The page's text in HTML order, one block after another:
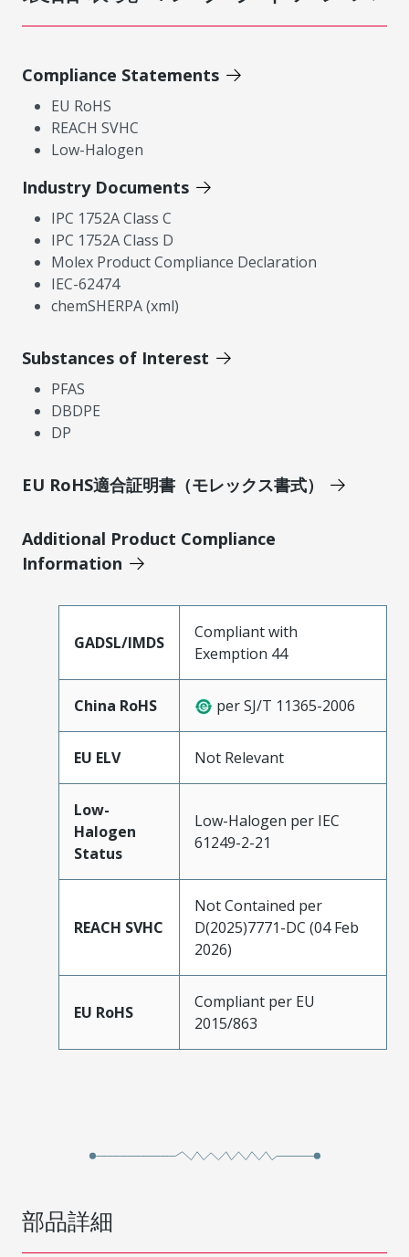
Compliance Statements
EU RoHS
REACH SVHC
Low-Halogen
Industry Documents
IPC 1752A Class C
IPC 1752A Class D
Molex Product Compliance Declaration
IEC-62474
chemSHERPA (xml)
Substances of Interest
PFAS
DBDPE
DP
EU RoHS適合証明書（モレックス書式）
Additional Product Compliance
Information
GADSL/IMDS
Compliant with
Exemption 44
China RoHS per SJ/T 11365-2006
EU ELV Not Relevant
Low-
Halogen
Status
Low-Halogen per IEC
61249-2-21
REACH SVHC
Not Contained per
D(2025)7771-DC (04 Feb
2026)
EU RoHS
Compliant per EU
2015/863
部品詳細